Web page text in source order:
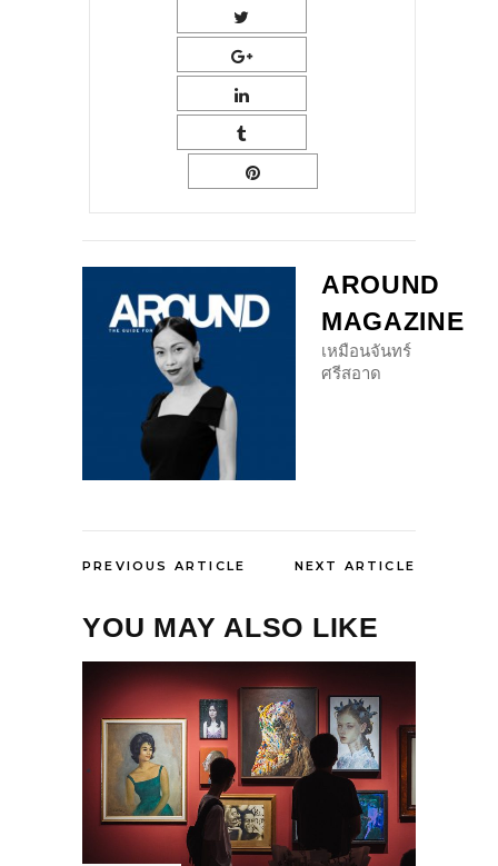
AROUND
MAGAZINE
เหมือนจันทร์
ศรีสอาด
PREVIOUS ARTICLE NEXT ARTICLE
YOU MAY ALSO LIKE